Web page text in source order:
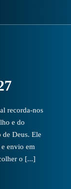
recorda-nos
e do
Deus. Ele
envio em
o [...]